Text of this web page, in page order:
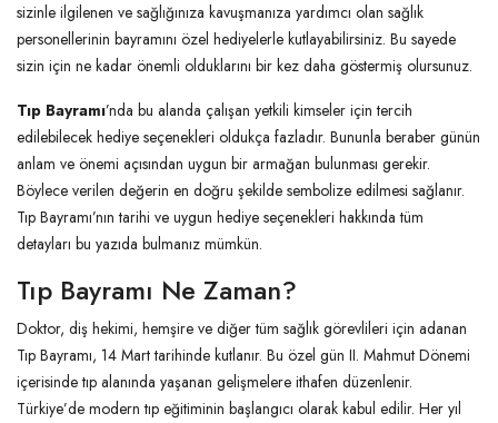
sizinle ilgilenen ve sağlığınıza kavuşmanıza yardımcı olan sağlık
personellerinin bayramını özel hediyelerle kutlayabilirsiniz. Bu sayede
sizin için ne kadar önemli olduklarını bir kez daha göstermiş olursunuz.
Tıp Bayramı’nda bu alanda çalışan yetkili kimseler için tercih
edilebilecek hediye seçenekleri oldukça fazladır. Bununla beraber günün
anlam ve önemi açısından uygun bir armağan bulunması gerekir.
Böylece verilen değerin en doğru şekilde sembolize edilmesi sağlanır.
Tıp Bayramı’nın tarihi ve uygun hediye seçenekleri hakkında tüm
detayları bu yazıda bulmanız mümkün.
Tıp Bayramı Ne Zaman?
Doktor, diş hekimi, hemşire ve diğer tüm sağlık görevlileri için adanan
Tıp Bayramı, 14 Mart tarihinde kutlanır. Bu özel gün II. Mahmut Dönemi
içerisinde tıp alanında yaşanan gelişmelere ithafen düzenlenir.
Türkiye’de modern tıp eğitiminin başlangıcı olarak kabul edilir. Her yıl